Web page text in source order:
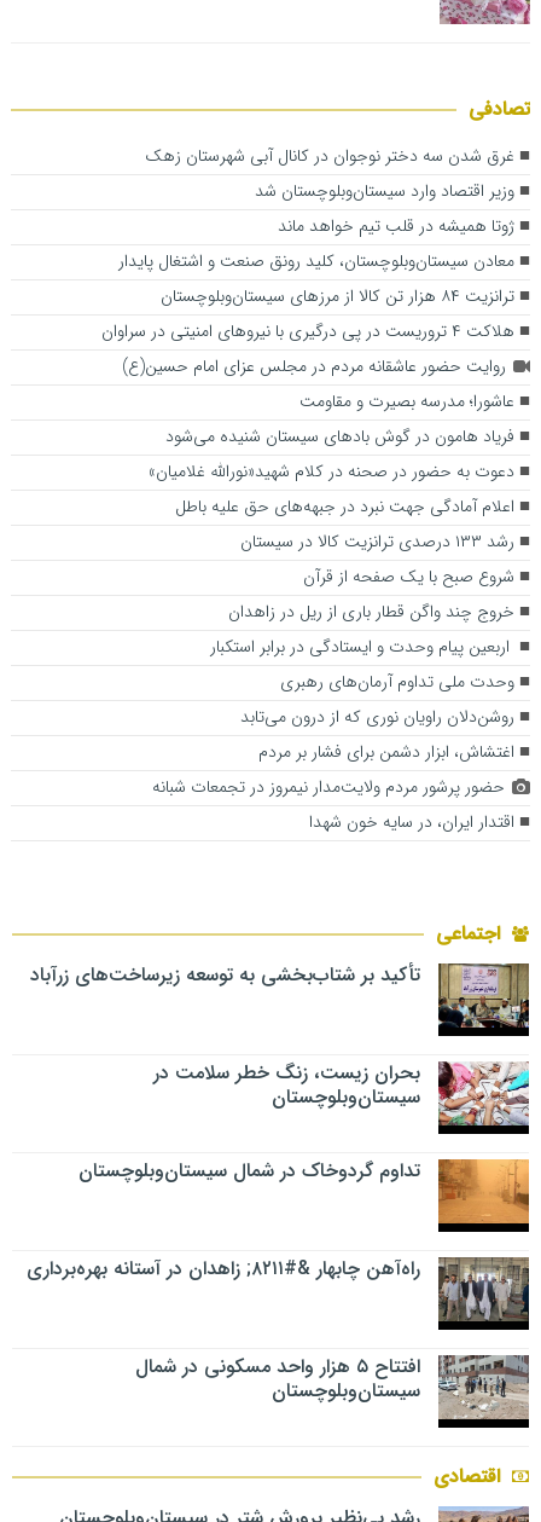
تصادفی
غرق شدن سه دختر نوجوان در کانال آبی شهرستان زهک
وزیر اقتصاد وارد سیستان‌وبلوچستان شد
ژوتا همیشه در قلب تیم خواهد ماند
معادن سیستان‌وبلوچستان، کلید رونق صنعت و اشتغال پایدار
ترانزیت ۸۴ هزار تن کالا از مرزهای سیستان‌وبلوچستان
هلاکت ۴ تروریست در پی درگیری با نیروهای امنیتی در سراوان
روایت حضور عاشقانه مردم در مجلس عزای امام حسین(ع)
عاشورا؛ مدرسه بصیرت و مقاومت
فریاد هامون در گوش بادهای سیستان شنیده می‌شود
دعوت به حضور در صحنه در کلام شهید«نورالله غلامیان»
اعلام آمادگی جهت نبرد در جبهه‌های حق علیه باطل
رشد ۱۳۳ درصدی ترانزیت کالا در سیستان
شروع صبح با یک صفحه از قرآن
خروج چند واگن قطار باری از ریل در زاهدان
اربعین پیام وحدت و ایستادگی در برابر استکبار
وحدت ملی تداوم آرمان‌های رهبری
روشن‌دلان راویان نوری که از درون می‌تابد
اغتشاش، ابزار دشمن برای فشار بر مردم
حضور پرشور مردم ولایت‌مدار نیمروز در تجمعات شبانه
اقتدار ایران، در سایه خون شهدا
اجتماعی
تأکید بر شتاب‌بخشی به توسعه زیرساخت‌های زرآباد
بحران زیست، زنگ خطر سلامت در
سیستان‌وبلوچستان
تداوم گردوخاک در شمال سیستان‌وبلوچستان
راه‌آهن چابهار &#۸۲۱۱; زاهدان در آستانه بهره‌برداری
افتتاح ۵ هزار واحد مسکونی در شمال
سیستان‌وبلوچستان
اقتصادی